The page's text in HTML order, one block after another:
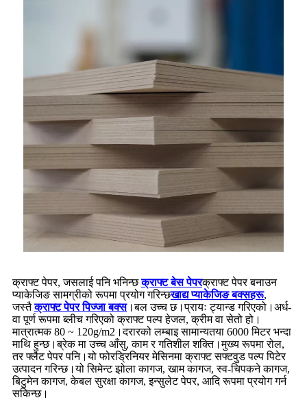
क्राफ्ट पेपर, जसलाई पनि भनिन्छ क्राफ्ट बेस पेपरक्राफ्ट पेपर बनाउन
प्याकेजिङ सामग्रीको रूपमा प्रयोग गरिन्छखाद्य प्याकेजिङ बक्सहरू,
जस्तै क्राफ्ट पेपर पिज्जा बक्स।बल उच्च छ।प्रायः ट्यान्ड गरिएको।अर्ध-
वा पूर्ण रूपमा ब्लीच गरिएको क्राफ्ट पल्प हेजल, क्रीम वा सेतो हो।
मात्रात्मक 80 ~ 120g/m2।दरारको लम्बाइ सामान्यतया 6000 मिटर भन्दा
माथि हुन्छ।ब्रेक मा उच्च आँसु, काम र गतिशील शक्ति।मुख्य रूपमा रोल,
तर फ्लैट पेपर पनि।यो फोरड्रिनियर मेसिनमा क्राफ्ट सफ्टवुड पल्प पिटेर
उत्पादन गरिन्छ।यो सिमेन्ट झोला कागज, खाम कागज, स्व-चिपकने कागज,
बिटुमेन कागज, केबल सुरक्षा कागज, इन्सुलेट पेपर, आदि रूपमा प्रयोग गर्न
सकिन्छ।